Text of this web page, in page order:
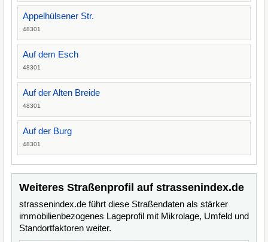
Appelhülsener Str.
48301
Auf dem Esch
48301
Auf der Alten Breide
48301
Auf der Burg
48301
Weiteres Straßenprofil auf strassenindex.de
strassenindex.de führt diese Straßendaten als stärker
immobilienbezogenes Lageprofil mit Mikrolage, Umfeld und
Standortfaktoren weiter.